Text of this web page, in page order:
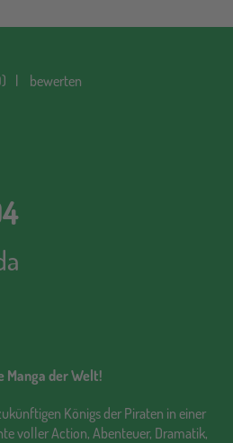
) bewerten
Manga der Welt!
Königs der Piraten in einer
voller Action, Abenteuer, Dramatik,